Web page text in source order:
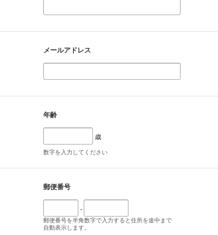
メールアドレス
年齢
歳
数字を入力してください
郵便番号
-
郵便番号を半角数字で入力すると住所を途中まで
自動表示します。